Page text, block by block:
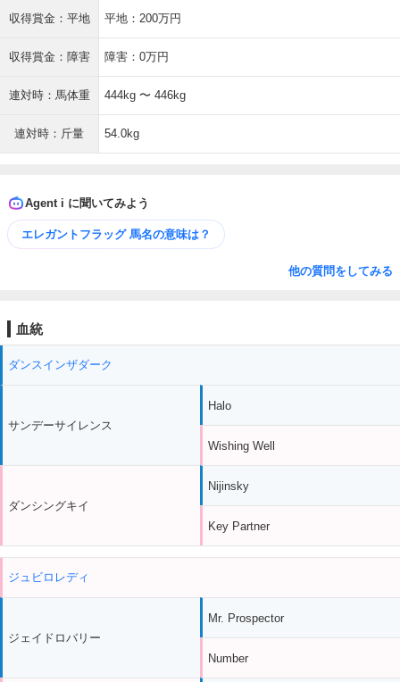
収得賞金：平地 平地：200万円
収得賞金：障害 障害：0万円
連対時：馬体重 444kg 〜 446kg
連対時：斤量 54.0kg
Agent i に聞いてみよう
エレガントフラッグ 馬名の意味は？
他の質問をしてみる
血統
ダンスインザダーク
サンデーサイレンス
ダンシングキイ
Halo
Wishing Well
Nijinsky
Key Partner
ジュビロレディ
ジェイドロバリー
Mr. Prospector
Number